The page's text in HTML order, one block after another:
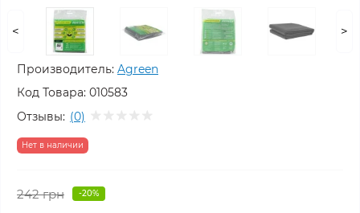
< >
Производитель: Agreen
Код Товара: 010583
Отзывы: (0)
Нет в наличии
242 грн -20%